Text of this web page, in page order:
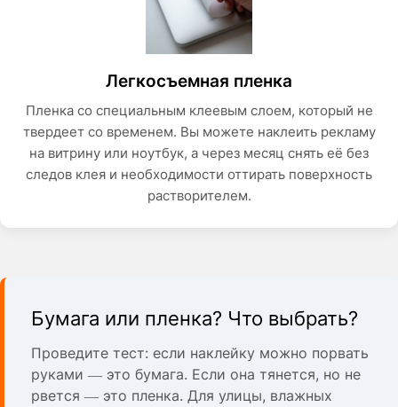
Легкосъемная пленка
Пленка со специальным клеевым слоем, который не
твердеет со временем. Вы можете наклеить рекламу
на витрину или ноутбук, а через месяц снять её без
следов клея и необходимости оттирать поверхность
растворителем.
Бумага или пленка? Что выбрать?
Проведите тест: если наклейку можно порвать
руками — это бумага. Если она тянется, но не
рвется — это пленка. Для улицы, влажных